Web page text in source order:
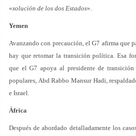
«solución de los dos Estados».
Yemen
Avanzando con precaución, el G7 afirma que
hay que retomar la transición política. Esa
que el G7 apoya al presidente de transición
populares, Abd Rabbo Mansur Hadi,
e Israel.
África
Después de abordado detalladamente los